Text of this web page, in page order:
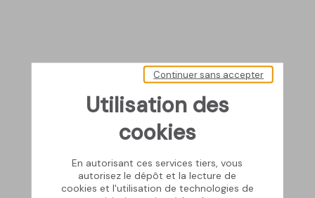
Utilisation des
cookies
En autorisant ces services tiers, vous
autorisez le dépôt et la lecture de
cookies et l'utilisation de technologies de
Continuer sans accepter